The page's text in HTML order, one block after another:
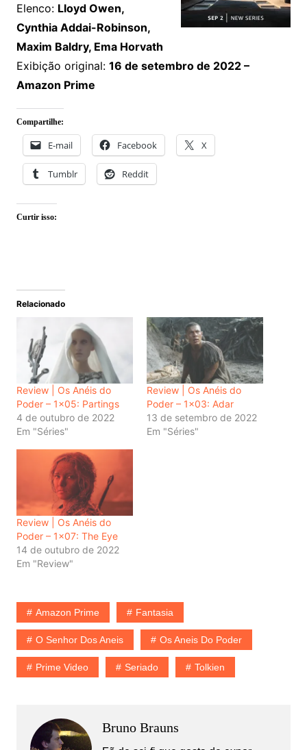
Elenco: Lloyd Owen,
Cynthia Addai-Robinson,
Maxim Baldry, Ema Horvath
Exibição original: 16 de setembro de 2022 –
Amazon Prime
Compartilhe:
E-mail Facebook X
Tumblr Reddit
Curtir isso:
Relacionado
Review | Os Anéis do
Poder – 1×05: Partings
4 de outubro de 2022
Em "Séries"
Review | Os Anéis do
Poder – 1×03: Adar
13 de setembro de 2022
Em "Séries"
Review | Os Anéis do
Poder – 1×07: The Eye
14 de outubro de 2022
Em "Review"
Amazon Prime Fantasia
O Senhor Dos Aneis Os Aneis Do Poder
Prime Video Seriado Tolkien
Bruno Brauns